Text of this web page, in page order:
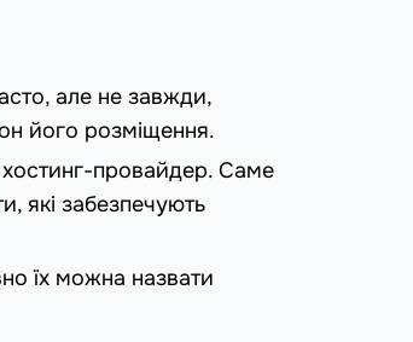
але не завжди,
його розміщення.
провайдер. Саме
які забезпечують
їх можна назвати